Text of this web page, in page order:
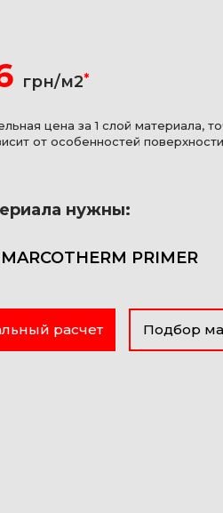
грн/м2*
цена за 1 слой материала,
от особенностей
нужны:
PRIMER
расчет Подбор